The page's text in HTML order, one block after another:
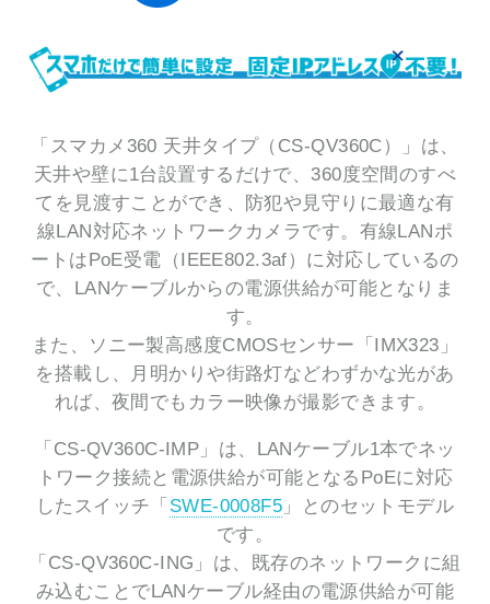
「スマカメ360 天井タイプ（CS-QV360C）」は、
天井や壁に1台設置するだけで、360度空間のすべ
てを見渡すことができ、防犯や見守りに最適な有
線LAN対応ネットワークカメラです。有線LANポ
ートはPoE受電（IEEE802.3af）に対応しているの
で、LANケーブルからの電源供給が可能となりま
す。
また、ソニー製高感度CMOSセンサー「IMX323」
を搭載し、月明かりや街路灯などわずかな光があ
れば、夜間でもカラー映像が撮影できます。
「CS-QV360C-IMP」は、LANケーブル1本でネッ
トワーク接続と電源供給が可能となるPoEに対応
したスイッチ「 SWE-0008F5 」とのセットモデル
です。
「CS-QV360C-ING」は、既存のネットワークに組
み込むことでLANケーブル経由の電源供給が可能